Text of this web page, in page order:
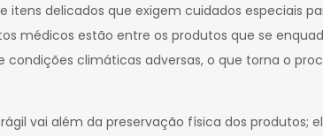
delicados que exigem cuidados especiais
médicos estão entre os produtos que se
condições climáticas adversas, o que torna o
vai além da preservação física dos produtos;